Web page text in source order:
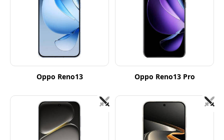
Oppo Reno13 Oppo Reno13 Pro